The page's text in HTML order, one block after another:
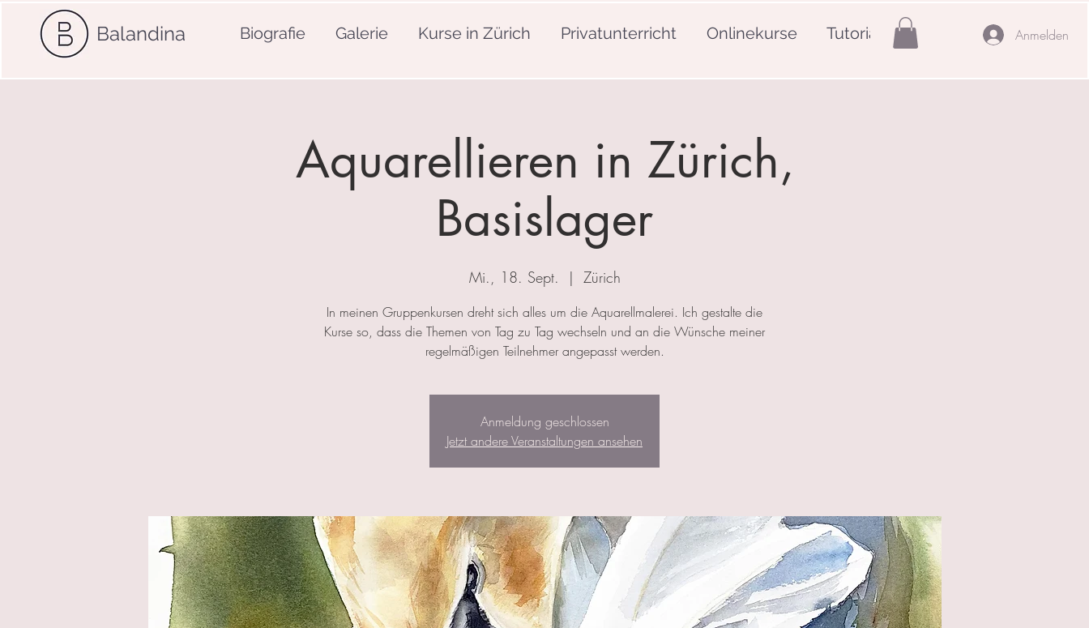
Balandina Biografie Galerie Kurse in Zürich Privatunterricht Onlinekurse Tutorials Anmelden
Aquarellieren in Zürich,
Basislager
Mi., 18. Sept.
  |
Zürich
In meinen Gruppenkursen dreht sich alles um die Aquarellmalerei. Ich gestalte die
Kurse so, dass die Themen von Tag zu Tag wechseln und an die Wünsche meiner
regelmäßigen Teilnehmer angepasst werden.
Anmeldung geschlossen
Jetzt andere Veranstaltungen ansehen